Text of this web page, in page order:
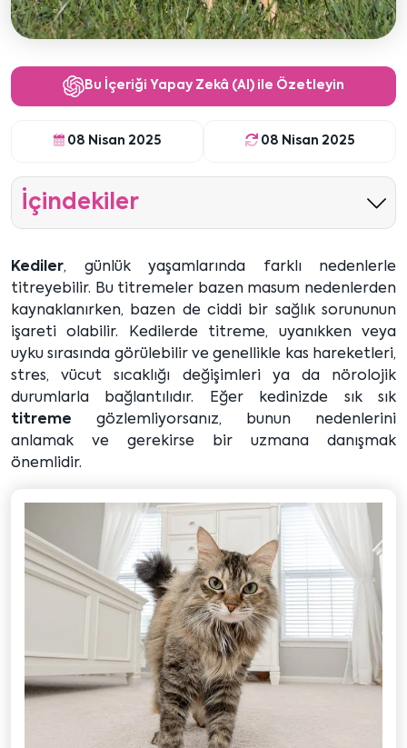
Bu İçeriği Yapay Zekâ (AI) ile Özetleyin
08 Nisan 2025 08 Nisan 2025
İçindekiler
Kediler, günlük yaşamlarında farklı nedenlerle
titreyebilir. Bu titremeler bazen masum nedenlerden
kaynaklanırken, bazen de ciddi bir sağlık sorununun
işareti olabilir. Kedilerde titreme, uyanıkken veya
uyku sırasında görülebilir ve genellikle kas hareketleri,
stres, vücut sıcaklığı değişimleri ya da nörolojik
durumlarla bağlantılıdır. Eğer kedinizde sık sık
titreme gözlemliyorsanız, bunun nedenlerini
anlamak ve gerekirse bir uzmana danışmak
önemlidir.